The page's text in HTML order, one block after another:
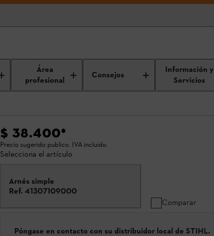
Área
profesional
Consejos
Información y
Servicios
$ 38.400*
Precio sugerido publico. IVA incluido.
Selecciona el artículo
Arnés simple
Ref. 41307109000
Comparar
Póngase en contacto con su distribuidor local de STIHL.